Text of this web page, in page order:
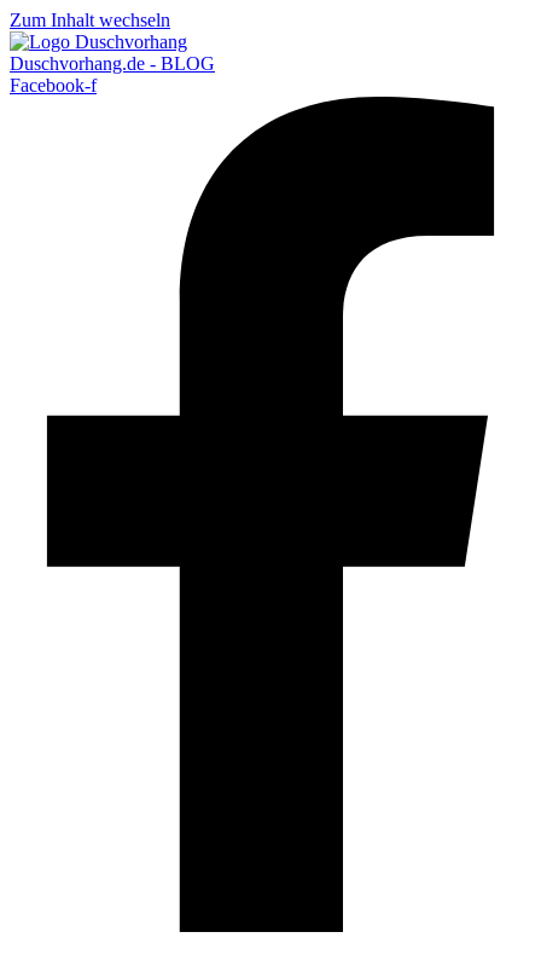
Zum Inhalt wechseln
Duschvorhang.de - BLOG
Facebook-f